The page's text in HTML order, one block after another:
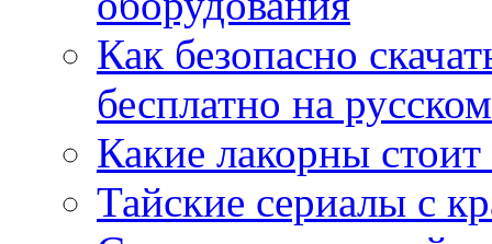
Как безопасно
бесплатно на
Какие лакорны
Тайские сериалы с